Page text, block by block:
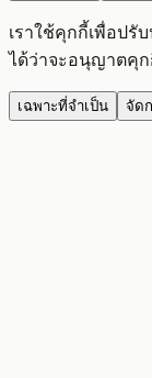
เราใช้คุกกี้เพื่อป
ได้ว่าจะอนุญาตคุก
เฉพาะที่จำเป็น จัด